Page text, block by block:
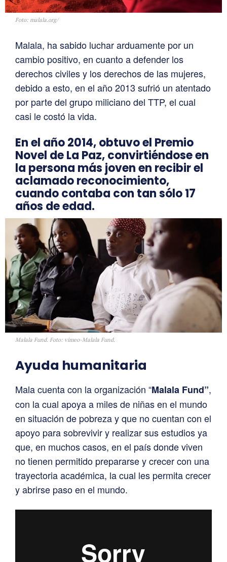
Foto: malala.org/
Malala, ha sabido luchar arduamente por un
cambio positivo, en cuanto a defender los
derechos civiles y los derechos de las mujeres,
debido a esto, en el año 2013 sufrió un atentado
por parte del grupo miliciano del TTP, el cual
casi le costó la vida.
En el año 2014, obtuvo el Premio
Novel de La Paz, convirtiéndose en
la persona más joven en recibir el
aclamado reconocimiento,
cuando contaba con tan sólo 17
años de edad.
Malala Fund. Foto: vimeo-Malala Fund.
Ayuda humanitaria
Mala cuenta con la organización “Malala Fund”,
con la cual apoya a miles de niñas en el mundo
en situación de pobreza y que no cuentan con el
apoyo para sobrevivir y realizar sus estudios ya
que, en muchos casos, en el país donde viven
no tienen permitido prepararse y crecer con una
trayectoria académica, la cual les permita crecer
y abrirse paso en el mundo.